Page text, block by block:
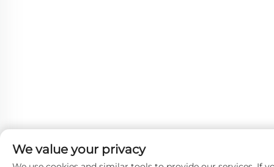
We value your privacy